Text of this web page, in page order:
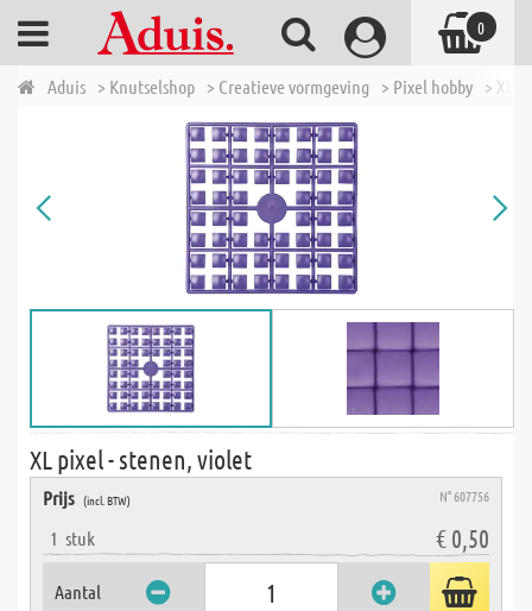
Aduis > Knutselshop > Creatieve vormgeving > Pixel hobby > XL
XL pixel - stenen, violet
Prijs (incl. BTW) N° 607756
1 stuk € 0,50
Aantal
0